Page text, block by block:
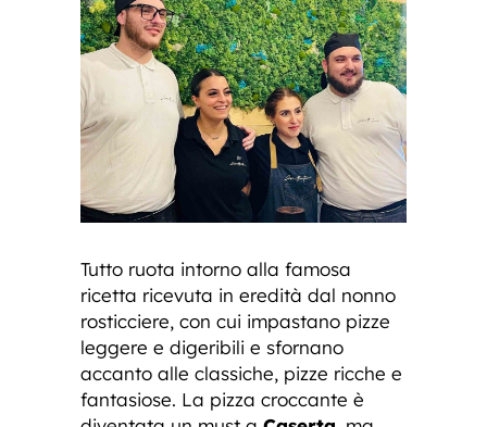
Tutto ruota intorno alla famosa
ricetta ricevuta in eredità dal nonno
rosticciere, con cui impastano pizze
leggere e digeribili e sfornano
accanto alle classiche, pizze ricche e
fantasiose. La pizza croccante è